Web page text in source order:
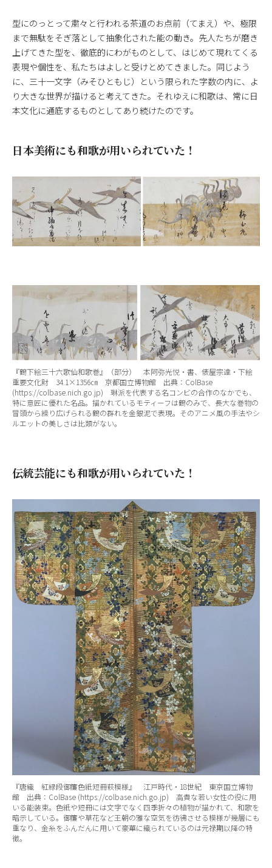
型にのっとって粛々と行われる茶道のお点前（てまえ）や、極限
まで無駄をそぎ落として抽象化された能の動き。先人たちが磨き
上げてきた型を、徹底的にわがものとして、はじめて現れてくる
表現や個性を、私たちはよしと受けとめてきました。同じよう
に、三十一文字（みそひともじ）という限られた字数の内に、よ
り大きな世界が描けると考えてきた。それゆえに和歌は、常に日
本文化に通底するものとしてあり続けたのです。
日本美術にも和歌が用いられていた！
『鶴下絵三十六歌仙和歌巻』（部分） 本阿弥光悦・書、俵屋宗達・下絵
重要文化財 34.1×1356㎝ 京都国立博物館 出典：ColBase
(https://colbase.nich.go.jp) 琳派を代表する名コンビの合作のなかでも、
特に意匠に優れた名品。描かれているモティーフは鶴のみで、長大な巻物の
冒頭から繰り広げられる鶴の群れを金銀泥で表現。そのアニメ風の手法やシ
ルエットの美しさは比類がない。
伝統芸能にも和歌が用いられていた！
『唐織 紅緑段御簾色紙短冊萩模様』 江戸時代・18世紀 東京国立博物
館 出典：ColBase (https://colbase.nich.go.jp) 高貴な若い女性の役に用
いる能装束。色紙や短冊には文字でなく四季折々の植物が描かれて、和歌を
暗示している。御簾や草花など王朝の雅な空気を彷彿させる模様が幾層にも
重なり、金糸をふんだんに用いて豪華に織られているのは元禄期以降の特
徴。